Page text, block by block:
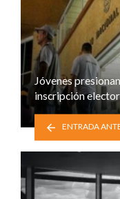
Jóvenes
inscripción
ENTRADA